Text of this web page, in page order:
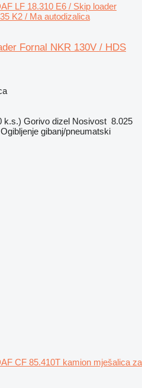
LF 18.310 E6 / Skip loader
K2 / Ma autodizalica
Fornal NKR 130V / HDS
k.s.) Gorivo dizel Nosivost 8.025
Ogibljenje gibanj/pneumatski
CF 85.410T kamion mješalica za